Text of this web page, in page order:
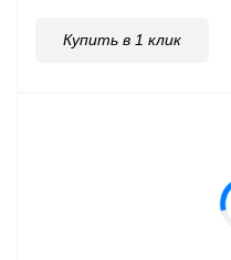
Купить в 1 клик